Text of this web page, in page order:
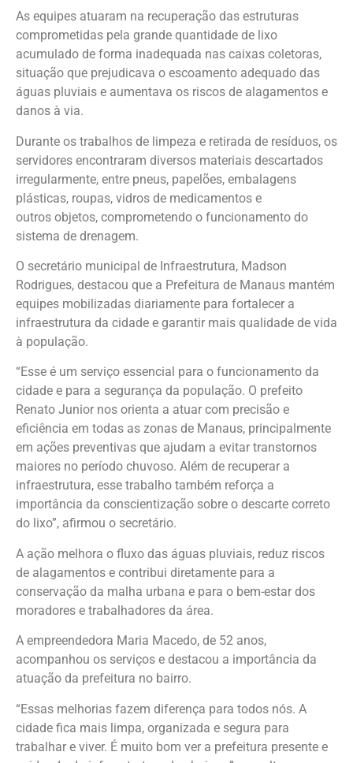
As equipes atuaram na recuperação das estruturas
comprometidas pela grande quantidade de lixo
acumulado de forma inadequada nas caixas coletoras,
situação que prejudicava o escoamento adequado das
águas pluviais e aumentava os riscos de alagamentos e
danos à via.
Durante os trabalhos de limpeza e retirada de resíduos, os
servidores encontraram diversos materiais descartados
irregularmente, entre pneus, papelões, embalagens
plásticas, roupas, vidros de medicamentos e
outros objetos, comprometendo o funcionamento do
sistema de drenagem.
O secretário municipal de Infraestrutura, Madson
Rodrigues, destacou que a Prefeitura de Manaus mantém
equipes mobilizadas diariamente para fortalecer a
infraestrutura da cidade e garantir mais qualidade de vida
à população.
“Esse é um serviço essencial para o funcionamento da
cidade e para a segurança da população. O prefeito
Renato Junior nos orienta a atuar com precisão e
eficiência em todas as zonas de Manaus, principalmente
em ações preventivas que ajudam a evitar transtornos
maiores no período chuvoso. Além de recuperar a
infraestrutura, esse trabalho também reforça a
importância da conscientização sobre o descarte correto
do lixo”, afirmou o secretário.
A ação melhora o fluxo das águas pluviais, reduz riscos
de alagamentos e contribui diretamente para a
conservação da malha urbana e para o bem-estar dos
moradores e trabalhadores da área.
A empreendedora Maria Macedo, de 52 anos,
acompanhou os serviços e destacou a importância da
atuação da prefeitura no bairro.
“Essas melhorias fazem diferença para todos nós. A
cidade fica mais limpa, organizada e segura para
trabalhar e viver. É muito bom ver a prefeitura presente e